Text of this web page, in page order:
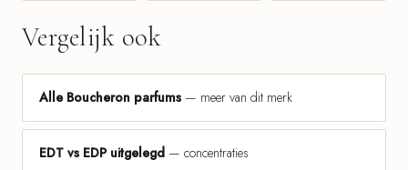
Vergelijk ook
Alle Boucheron parfums — meer van dit merk
EDT vs EDP uitgelegd — concentraties